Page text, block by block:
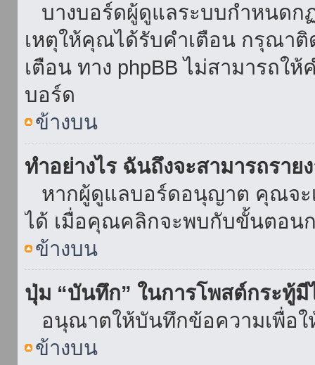
บางบอร์ดผู้ดูแลระบบกำหนดก
เหตุให้คุณได้รับคำเตือน กรุณา
เตือน ทาง phpBB ไม่สามารถใ
บอร์ด
ข้างบน
ทำอย่างไร ฉันถึงจะสามารถรา
หากผู้ดูแลบอร์ดอนุญาต คุณจะ
ได้ เมื่อคุณคลิกจะพบกับขั้นตอน
ข้างบน
ปุ่ม “บันทึก” ในการโพสต์กระทู้มี
อนุณาตให้บันทึกข้อความเพื่อใ
ข้างบน